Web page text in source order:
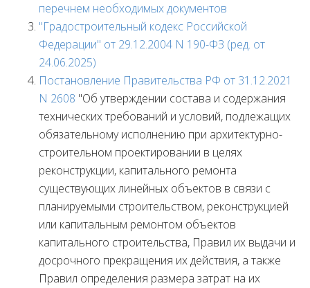
перечнем необходимых документов
"Градостроительный кодекс Российской
Федерации" от 29.12.2004 N 190-ФЗ (ред. от
24.06.2025)
Постановление Правительства РФ от 31.12.2021
N 2608 "Об утверждении состава и содержания
технических требований и условий, подлежащих
обязательному исполнению при архитектурно-
строительном проектировании в целях
реконструкции, капитального ремонта
существующих линейных объектов в связи с
планируемыми строительством, реконструкцией
или капитальным ремонтом объектов
капитального строительства, Правил их выдачи и
досрочного прекращения их действия, а также
Правил определения размера затрат на их